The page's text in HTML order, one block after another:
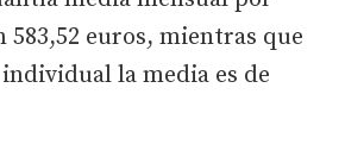
583,52 euros, mientras que
la media es de